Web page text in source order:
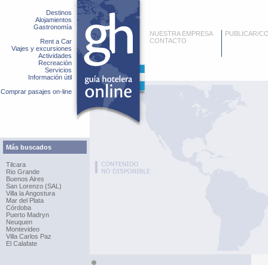
Destinos
Alojamientos
Gastronomía
Rent a Car
Viajes y excursiones
Actividades
Recreación
Servicios
Información útil
Comprar pasajes on-line
Más buscados
Tilcara
Rio Grande
Buenos Aires
San Lorenzo (SAL)
Villa la Angostura
Mar del Plata
Córdoba
Puerto Madryn
Neuquen
Montevideo
Villa Carlos Paz
El Calafate
NUESTRA EMPRESA
CONTACTO
PUBLICAR/